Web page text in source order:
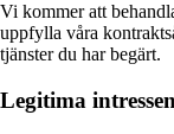
Vi kommer att
uppfylla våra
tjänster du har begärt.
Legitima intressen